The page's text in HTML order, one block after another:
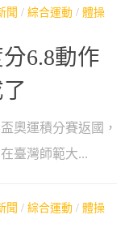
聞 / 綜合運動 / 體操
6.8動作
奧運積分賽返國，
臺灣師範大...
聞 / 綜合運動 / 體操